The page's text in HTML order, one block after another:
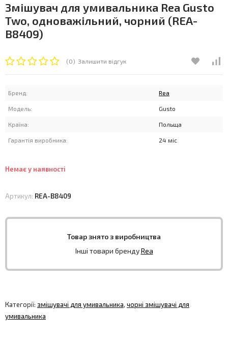
Змішувач для умивальника Rea Gusto
Two, одноважільний, чорний (REA-
B8409)
(0) Залишити відгук
Бренд: Rea
Модель: Gusto
Країна: Польща
Гарантія виробника: 24 міс
Немає у наявності
Артикул: REA-B8409
Товар знято з виробництва
Інші товари брендуRea
Категорії: змішувачі для умивальника, чорні змішувачі для
умивальника